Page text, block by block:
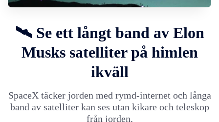
🛰️ Se ett långt band av Elon
Musks satelliter på himlen
ikväll
SpaceX täcker jorden med rymd-internet och långa
band av satelliter kan ses utan kikare och teleskop
från jorden.